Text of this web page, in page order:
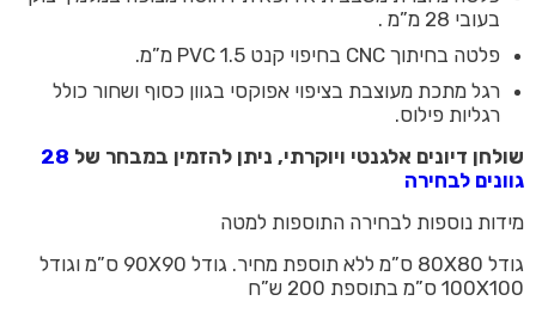
בעובי 28 מ”מ .
פלטה בחיתוך CNC בחיפוי קנט PVC 1.5 מ”מ.
רגל מתכת מעוצבת בציפוי אפוקסי בגוון כסוף ושחור כולל
רגליות פילוס.
שולחן דיונים אלגנטי ויוקרתי, ניתן להזמין במבחר של 28
גוונים לבחירה
מידות נוספות לבחירה התוספות למטה
גודל 80X80 ס”מ ללא תוספת מחיר. גודל 90X90 ס”מ וגודל
100X100 ס”מ בתוספת 200 ש”ח